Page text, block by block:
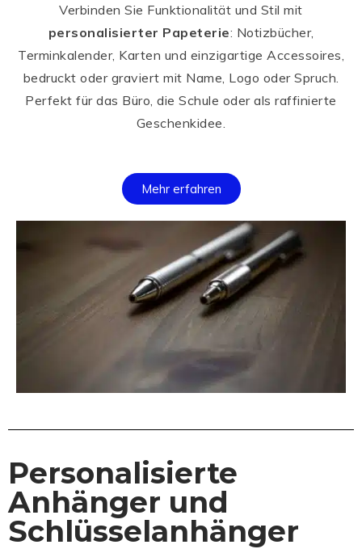
Verbinden Sie Funktionalität und Stil mit
personalisierter Papeterie: Notizbücher,
Terminkalender, Karten und einzigartige Accessoires,
bedruckt oder graviert mit Name, Logo oder Spruch.
Perfekt für das Büro, die Schule oder als raffinierte
Geschenkidee.
Mehr erfahren
Personalisierte
Anhänger und
Schlüsselanhänger